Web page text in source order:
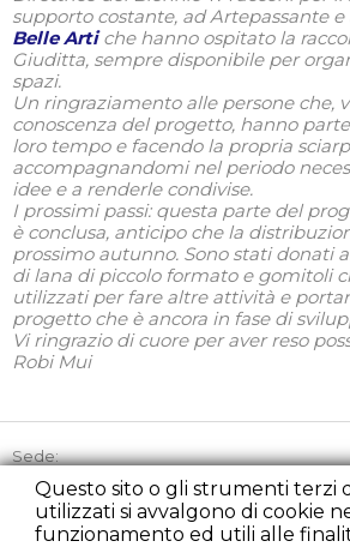
Questo sito o gli strumenti terzi
utilizzati si avvalgono di cookie
funzionamento ed utili alle
supporto costante, ad Artepassante e
Belle Artiche hanno ospitato la
Giuditta, sempre disponibile per
spazi.
Un ringraziamento alle persone che,
conoscenza del progetto, hanno
loro tempo e facendo la propria
accompagnandomi nel periodo
idee e a renderle condivise.
I prossimi passi: questa parte del
è conclusa, anticipo che la
prossimo autunno. Sono stati donati
di lana di piccolo formato e gomitoli
utilizzati per fare altre attività e
progetto che è ancora in fase di
Vi ringrazio di cuore per aver reso
Robi Mui
Sede:
Via Picozzi 21, 20131 Milano
Tel:+39 02 45863842
Cell:+39 348 2235107